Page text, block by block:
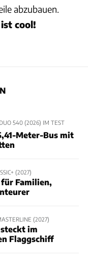
abzubauen.
cool!
540 (2026) IM TEST
Meter-Bus mit
(2027)
für Familien,
(2027)
im
Flaggschiff